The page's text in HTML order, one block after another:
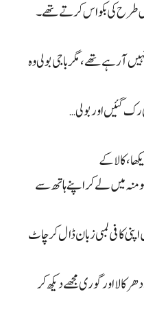
طرح کی بکواس کرتے تھے۔
آ رہے تھے، مگر باجی بولی وہ
گئیں اور بولی…
کالا کے
کو منہ میں لے کر اپنے ہاتھ سے
کافی لمبی زبان ڈال کر چاٹ
کالا اور گوری مجھے دیکھ کر